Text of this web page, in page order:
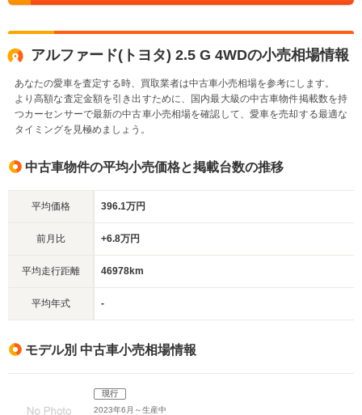
アルファード(トヨタ) 2.5 G 4WDの小売相場情報
あなたの愛車を査定する時、買取業者は中古車小売相場を参考にします。
より高額な査定金額を引き出すために、国内最大級の中古車物件掲載数を持
つカーセンサーで最新の中古車小売相場を確認して、愛車を売却する最適な
タイミングを見極めましょう。
中古車物件の平均小売価格と掲載台数の推移
平均価格 396.1万円
前月比 +6.8万円
平均走行距離 46978km
平均年式 -
モデル別 中古車小売相場情報
現行
2023年6月～生産中